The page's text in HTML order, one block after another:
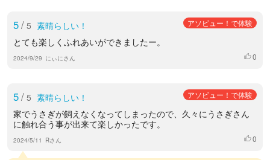
5/ 5 素晴らしい！ アソビュー！で体験
とても楽しくふれあいができましたー。
2024/9/29 にぃにさん いいね
0
5/ 5 素晴らしい！ アソビュー！で体験
家でうさぎが飼えなくなってしまったので、久々にうさぎさん
に触れ合う事が出来て楽しかったです。
2024/5/11 Rさん いいね
0